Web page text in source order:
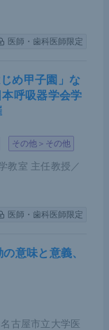
供：加藤氏）
して5-FU+プ
でタキサン系
は何も治療法
タキサン系抗
ように治療の
医師・歯科医師限定
め甲子園」な
呼吸器学会学
その他＞その他
教室 主任教授／
医師・歯科医師限定
意味と意義、
古屋市立大学医